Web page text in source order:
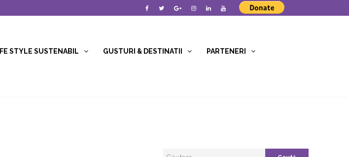
STYLE SUSTENABIL GUSTURI & DESTINATII PARTENERI